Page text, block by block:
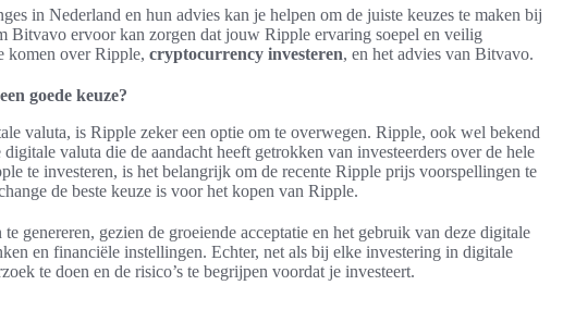
in Nederland en hun advies kan je helpen om de juiste keuzes te maken bij
Bitvavo ervoor kan zorgen dat jouw Ripple ervaring soepel en veilig
komen over Ripple, cryptocurrency investeren, en het advies van Bitvavo.
goede keuze?
valuta, is Ripple zeker een optie om te overwegen. Ripple, ook wel bekend
valuta die de aandacht heeft getrokken van investeerders over de hele
te investeren, is het belangrijk om de recente Ripple prijs voorspellingen te
de beste keuze is voor het kopen van Ripple.
genereren, gezien de groeiende acceptatie en het gebruik van deze digitale
en financiële instellingen. Echter, net als bij elke investering in digitale
te doen en de risico’s te begrijpen voordat je investeert.